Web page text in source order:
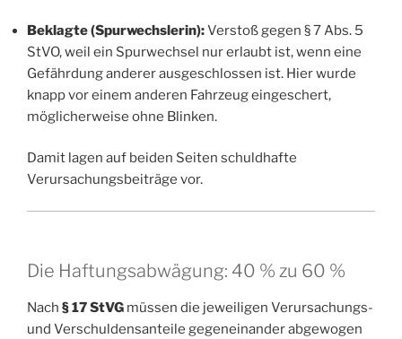
Beklagte (Spurwechslerin):Verstoß gegen § 7 Abs. 5
StVO, weil ein Spurwechsel nur erlaubt ist, wenn eine
Gefährdung anderer ausgeschlossen ist. Hier wurde
knapp vor einem anderen Fahrzeug eingeschert,
möglicherweise ohne Blinken.
Damit lagen auf beiden Seiten schuldhafte
Verursachungsbeiträge vor.
Die Haftungsabwägung: 40 % zu 60 %
Nach § 17 StVG müssen die jeweiligen Verursachungs-
und Verschuldensanteile gegeneinander abgewogen